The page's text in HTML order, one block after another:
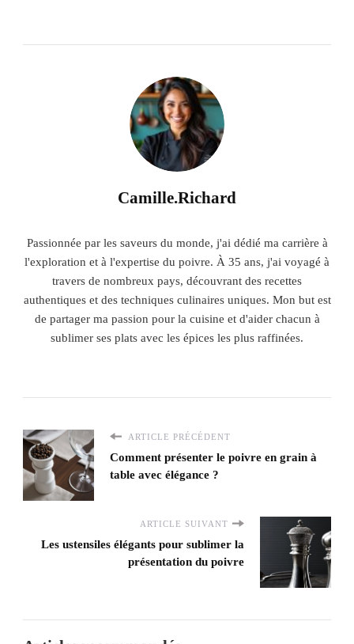
Camille.Richard
Passionnée par les saveurs du monde, j'ai dédié ma carrière à
l'exploration et à l'expertise du poivre. À 35 ans, j'ai voyagé à
travers de nombreux pays, découvrant des recettes
authentiques et des techniques culinaires uniques. Mon but est
de partager ma passion pour la cuisine et d'aider chacun à
sublimer ses plats avec les épices les plus raffinées.
ARTICLE PRÉCÉDENT
Comment présenter le poivre en grain à
table avec élégance ?
ARTICLE SUIVANT
Les ustensiles élégants pour sublimer la
présentation du poivre